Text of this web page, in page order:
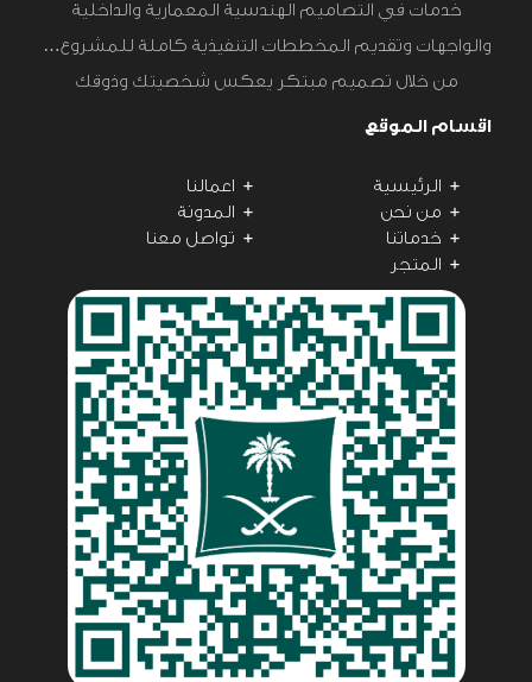
خدمات في التصاميم الهندسية المعمارية والداخلية
والواجهات وتقديم المخططات التنفيذية كاملة للمشروع…
من خلال تصميم مبتكر يعكس شخصيتك وذوقك
اقسام الموقع
الرئيسية
من نحن
خدماتنا
المتجر
اعمالنا
المدونة
تواصل معنا